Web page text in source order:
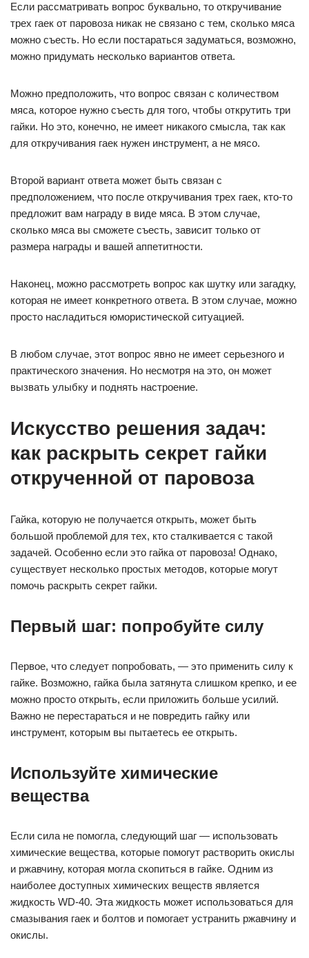
Если рассматривать вопрос буквально, то откручивание
трех гаек от паровоза никак не связано с тем, сколько мяса
можно съесть. Но если постараться задуматься, возможно,
можно придумать несколько вариантов ответа.
Можно предположить, что вопрос связан с количеством
мяса, которое нужно съесть для того, чтобы открутить три
гайки. Но это, конечно, не имеет никакого смысла, так как
для откручивания гаек нужен инструмент, а не мясо.
Второй вариант ответа может быть связан с
предположением, что после откручивания трех гаек, кто-то
предложит вам награду в виде мяса. В этом случае,
сколько мяса вы сможете съесть, зависит только от
размера награды и вашей аппетитности.
Наконец, можно рассмотреть вопрос как шутку или загадку,
которая не имеет конкретного ответа. В этом случае, можно
просто насладиться юмористической ситуацией.
В любом случае, этот вопрос явно не имеет серьезного и
практического значения. Но несмотря на это, он может
вызвать улыбку и поднять настроение.
Искусство решения задач:
как раскрыть секрет гайки
открученной от паровоза
Гайка, которую не получается открыть, может быть
большой проблемой для тех, кто сталкивается с такой
задачей. Особенно если это гайка от паровоза! Однако,
существует несколько простых методов, которые могут
помочь раскрыть секрет гайки.
Первый шаг: попробуйте силу
Первое, что следует попробовать, — это применить силу к
гайке. Возможно, гайка была затянута слишком крепко, и ее
можно просто открыть, если приложить больше усилий.
Важно не перестараться и не повредить гайку или
инструмент, которым вы пытаетесь ее открыть.
Используйте химические
вещества
Если сила не помогла, следующий шаг — использовать
химические вещества, которые помогут растворить окислы
и ржавчину, которая могла скопиться в гайке. Одним из
наиболее доступных химических веществ является
жидкость WD-40. Эта жидкость может использоваться для
смазывания гаек и болтов и помогает устранить ржавчину и
окислы.